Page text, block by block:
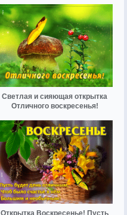
Светлая и сияющая открытка
Отличного воскресенья!
Открытка Воскресенье! Пусть